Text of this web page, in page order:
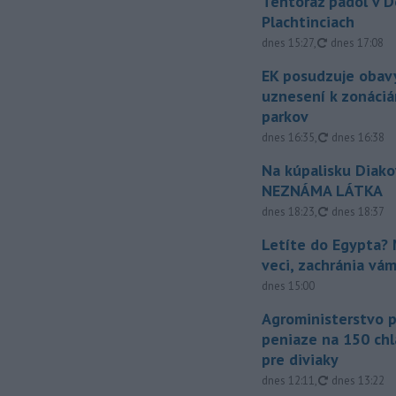
Plachtinciach
dnes 15:27, aktualizované
dnes 17:08
EK posudzuje
uznesení k
parkov
dnes 16:35, aktualizované
dnes 16:38
Na kúpalisku
NEZNÁMA LÁTKA
dnes 18:23, aktualizované
dnes 18:37
Letíte do
veci, zachránia
dnes 15:00
Agroministerstvo
peniaze na 150
pre diviaky
dnes 12:11, aktualizované
dnes 13:22